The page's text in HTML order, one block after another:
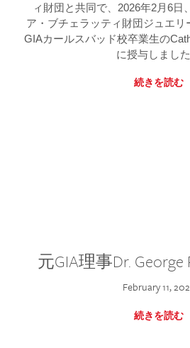
ィ財団と共同で、2026年2月6日
ア・ブチェラッティ財団ジュエリ
GIAカールスバッド校卒業生の
に授与しました
続きを読む
元GIA理事Dr. George
February 11,
続きを読む